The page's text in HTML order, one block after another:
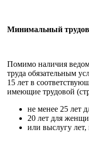
Минимальный
Помимо наличия
труда обязательным
15 лет в
имеющие трудовой
не менее 25 лет
20 лет для
или выслугу